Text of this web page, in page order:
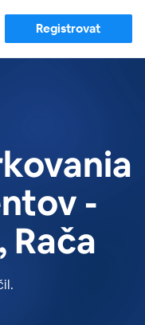
Registrovat
-
Rača